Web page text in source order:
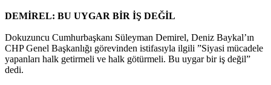
DEMİREL: BU UYGAR BİR İŞ DEĞİL
Dokuzuncu Cumhurbaşkanı Süleyman Demirel, Deniz Baykal’ın
CHP Genel Başkanlığı görevinden istifasıyla ilgili ”Siyasi mücadele
yapanları halk getirmeli ve halk götürmeli. Bu uygar bir iş değil”
dedi.